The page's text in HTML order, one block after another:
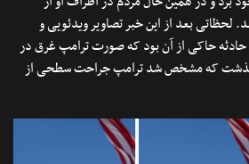
بعد از این خبر تصاویر ویدئویی و
حاکی از آن بود که صورت ترامپ غرق در
که مشخص شد ترامپ جراحت سطحی از